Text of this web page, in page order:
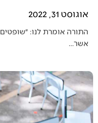
אוגוסט 31, 2022
התורה אומרת לנו:
אשר…